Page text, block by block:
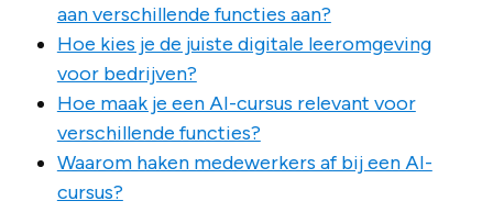
aan verschillende functies aan?
Hoe kies je de juiste digitale leeromgeving
voor bedrijven?
Hoe maak je een AI-cursus relevant voor
verschillende functies?
Waarom haken medewerkers af bij een AI-
cursus?